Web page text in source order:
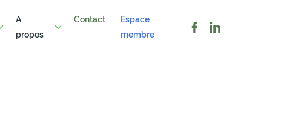
A
propos
Contact
Espace
membre